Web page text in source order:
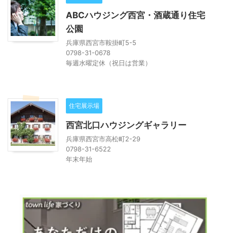
ABCハウジング西宮・酒蔵通り住宅
公園
兵庫県西宮市鞍掛町5-5
0798-31-0678
毎週水曜定休（祝日は営業）
住宅展示場
西宮北口ハウジングギャラリー
兵庫県西宮市高松町2-29
0798-31-6522
年末年始